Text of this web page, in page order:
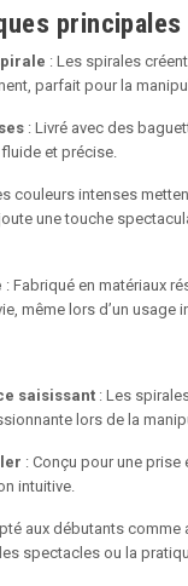
principales
: Les spirales
parfait pour la
: Livré avec des
et précise.
couleurs intenses
une touche
: Fabriqué en matériaux
même lors d’un usage
saisissant : Les
lors de la
: Conçu pour une
intuitive.
aux débutants comme
spectacles ou la